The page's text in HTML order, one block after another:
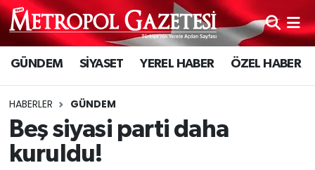
GÜNDEM SİYASET YEREL HABER ÖZEL HABER
HABERLER GÜNDEM
Beş siyasi parti daha
kuruldu!
Hava Durumu
Trafik Durumu
Süper Lig Puan Durumu ve Fikstür
Tüm Manşetler